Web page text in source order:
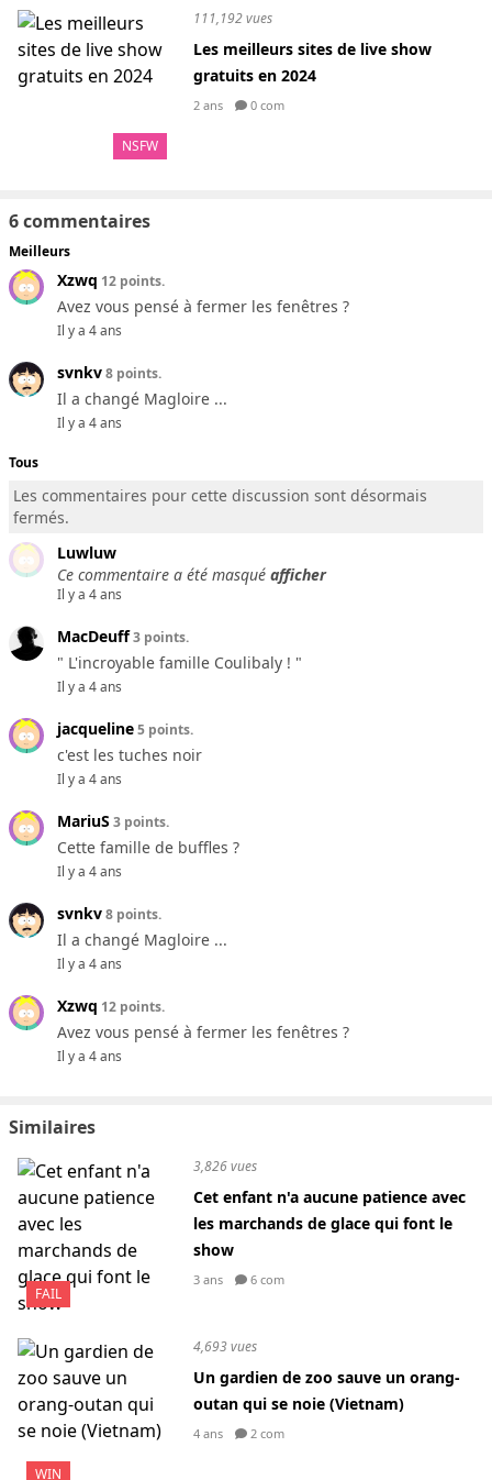
NSFW
111,192 vues
Les meilleurs sites de live show
gratuits en 2024
2 ans 0 com
6 commentaires
Meilleurs
Xzwq 12 points.
Avez vous pensé à fermer les fenêtres ?
Il y a 4 ans
svnkv8 points.
Il a changé Magloire ...
Il y a 4 ans
Tous
Les commentaires pour cette discussion sont désormais
fermés.
Luwluw
Ce commentaire a été masqué afficher
Il y a 4 ans
MacDeuff3 points.
" L'incroyable famille Coulibaly ! "
Il y a 4 ans
jacqueline5 points.
c'est les tuches noir
Il y a 4 ans
MariuS 3 points.
Cette famille de buffles ?
Il y a 4 ans
svnkv8 points.
Il a changé Magloire ...
Il y a 4 ans
Xzwq 12 points.
Avez vous pensé à fermer les fenêtres ?
Il y a 4 ans
Similaires
FAIL
3,826 vues
Cet enfant n'a aucune patience avec
les marchands de glace qui font le
show
3 ans 6 com
WIN
4,693 vues
Un gardien de zoo sauve un orang-
outan qui se noie (Vietnam)
4 ans 2 com